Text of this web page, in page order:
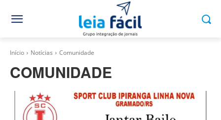
Início Notícias Comunidade
COMUNIDADE